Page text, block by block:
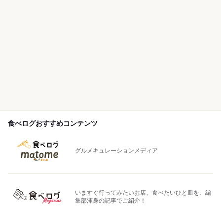
食べログおすすめコンテンツ
グルメキュレーションメディア
いますぐ行ってみたいお店、食べたいひと皿を、編
集部渾身の記事でご紹介！